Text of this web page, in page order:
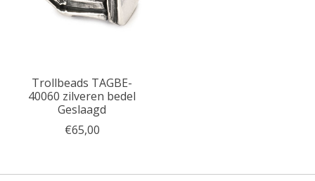
Trollbeads TAGBE-
40060 zilveren bedel
Geslaagd
€65,00